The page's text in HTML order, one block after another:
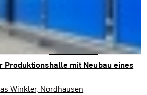
Produktionshalle mit Neubau eines
Winkler, Nordhausen